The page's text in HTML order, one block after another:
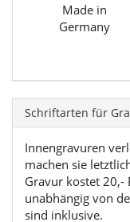
Made in
Germany
Schriftarten für
Innengravuren
machen sie
Gravur kostet 20,-
unabhängig von
sind inklusive.